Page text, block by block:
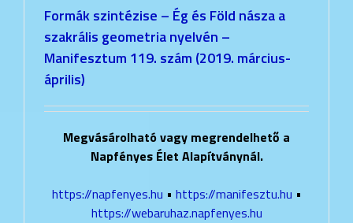
Formák szintézise – Ég és Föld násza a
szakrális geometria nyelvén –
Manifesztum 119. szám (2019. március-
április)
Megvásárolható vagy megrendelhető a
Napfényes Élet Alapítványnál.
https://napfenyes.hu • https://manifesztu.hu •
https://webaruhaz.napfenyes.hu